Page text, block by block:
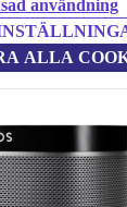
användning
ALLA